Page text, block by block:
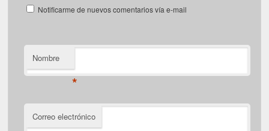
Notificarme de nuevos comentarios vía e-mail
Nombre
*
Correo electrónico